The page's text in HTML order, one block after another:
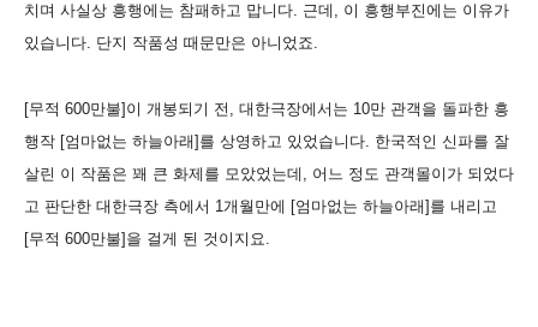
치며 사실상 흥행에는 참패하고 맙니다. 근데, 이 흥행부진에는 이유가
있습니다. 단지 작품성 때문만은 아니었죠.
[무적 600만불]이 개봉되기 전, 대한극장에서는 10만 관객을 돌파한 흥
행작 [엄마없는 하늘아래]를 상영하고 있었습니다. 한국적인 신파를 잘
살린 이 작품은 꽤 큰 화제를 모았었는데, 어느 정도 관객몰이가 되었다
고 판단한 대한극장 측에서 1개월만에 [엄마없는 하늘아래]를 내리고
[무적 600만불]을 걸게 된 것이지요.